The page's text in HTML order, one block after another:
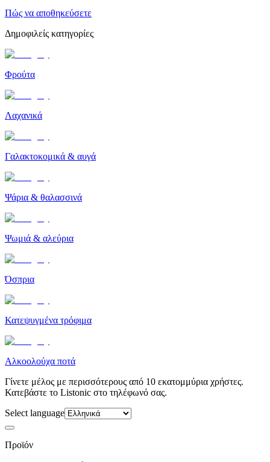
Πώς να αποθηκεύσετε
Δημοφιλείς κατηγορίες
Φρούτα
Λαχανικά
Γαλακτοκομικά & αυγά
Ψάρια & θαλασσινά
Ψωμιά & αλεύρια
Όσπρια
Κατεψυγμένα τρόφιμα
Αλκοολούχα ποτά
Γίνετε μέλος με περισσότερους από 10 εκατομμύρια χρήστες.
Κατεβάστε το Listonic στο τηλέφωνό σας.
Select language
Προϊόν